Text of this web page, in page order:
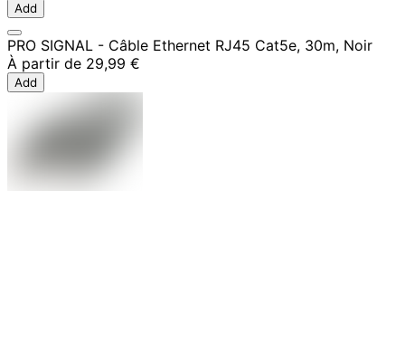
Add
PRO SIGNAL - Câble Ethernet RJ45 Cat5e, 30m, Noir
À partir de 29,99 €
Add